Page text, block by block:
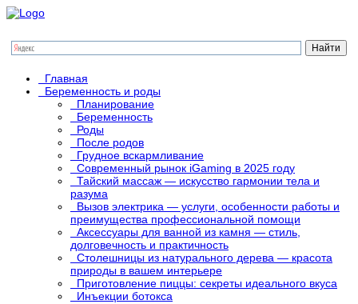
Главная
Беременность и роды
Планирование
Беременность
Роды
После родов
Грудное вскармливание
Современный рынок iGaming в 2025 году
Тайский массаж — искусство гармонии тела и
разума
Вызов электрика — услуги, особенности работы и
преимущества профессиональной помощи
Аксессуары для ванной из камня — стиль,
долговечность и практичность
Столешницы из натурального дерева — красота
природы в вашем интерьере
Приготовление пиццы: секреты идеального вкуса
Инъекции ботокса